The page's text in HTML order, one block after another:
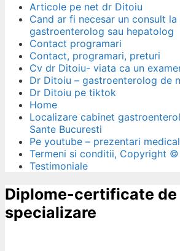
Articole pe net dr Ditoiu
Cand ar fi necesar un consult la
gastroenterolog sau hepatolog
Contact programari
Contact, programari, preturi
Cv dr Ditoiu- viata ca un
Dr Ditoiu – gastroenterolog de
Dr Ditoiu pe tiktok
Home
Localizare cabinet
Sante Bucuresti
Pe youtube – prezentari
Termeni si conditii, Copyright ©
Testimoniale
Diplome-certificate de
specializare